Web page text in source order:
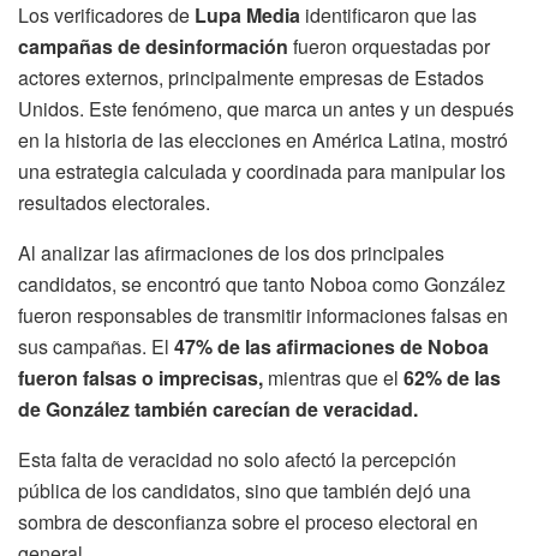
Los verificadores de Lupa Media identificaron que las
campañas de desinformación fueron orquestadas por
actores externos, principalmente empresas de Estados
Unidos. Este fenómeno, que marca un antes y un después
en la historia de las elecciones en América Latina, mostró
una estrategia calculada y coordinada para manipular los
resultados electorales.
Al analizar las afirmaciones de los dos principales
candidatos, se encontró que tanto Noboa como González
fueron responsables de transmitir informaciones falsas en
sus campañas. El 47% de las afirmaciones de Noboa
fueron falsas o imprecisas, mientras que el 62% de las
de González también carecían de veracidad.
Esta falta de veracidad no solo afectó la percepción
pública de los candidatos, sino que también dejó una
sombra de desconfianza sobre el proceso electoral en